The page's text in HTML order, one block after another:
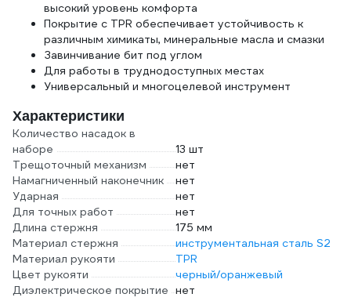
высокий уровень комфорта
Покрытие с TPR обеспечивает устойчивость к
различным химикаты, минеральные масла и смазки
Завинчивание бит под углом
Для работы в труднодоступных местах
Универсальный и многоцелевой инструмент
Характеристики
Количество насадок в
наборе
13 шт
Трещоточный механизм
нет
Намагниченный наконечник
нет
Ударная
нет
Для точных работ
нет
Длина стержня
175 мм
Материал стержня
инструментальная сталь S2
Материал рукояти
TPR
Цвет рукояти
черный/оранжевый
Диэлектрическое покрытие нет